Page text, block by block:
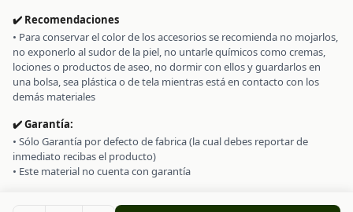
✔️ Recomendaciones
• Para conservar el color de los accesorios se recomienda no mojarlos,
no exponerlo al sudor de la piel, no untarle químicos como cremas,
lociones o productos de aseo, no dormir con ellos y guardarlos en
una bolsa, sea plástica o de tela mientras está en contacto con los
demás materiales
✔️ Garantía:
• Sólo Garantía por defecto de fabrica (la cual debes reportar de
inmediato recibas el producto)
• Este material no cuenta con garantía